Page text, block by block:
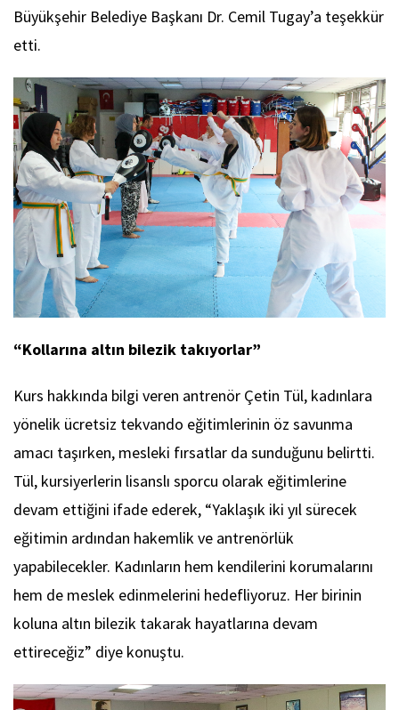
Büyükşehir Belediye Başkanı Dr. Cemil Tugay’a teşekkür
etti.
“Kollarına altın bilezik takıyorlar”
Kurs hakkında bilgi veren antrenör Çetin Tül, kadınlara
yönelik ücretsiz tekvando eğitimlerinin öz savunma
amacı taşırken, mesleki fırsatlar da sunduğunu belirtti.
Tül, kursiyerlerin lisanslı sporcu olarak eğitimlerine
devam ettiğini ifade ederek, “Yaklaşık iki yıl sürecek
eğitimin ardından hakemlik ve antrenörlük
yapabilecekler. Kadınların hem kendilerini korumalarını
hem de meslek edinmelerini hedefliyoruz. Her birinin
koluna altın bilezik takarak hayatlarına devam
ettireceğiz” diye konuştu.